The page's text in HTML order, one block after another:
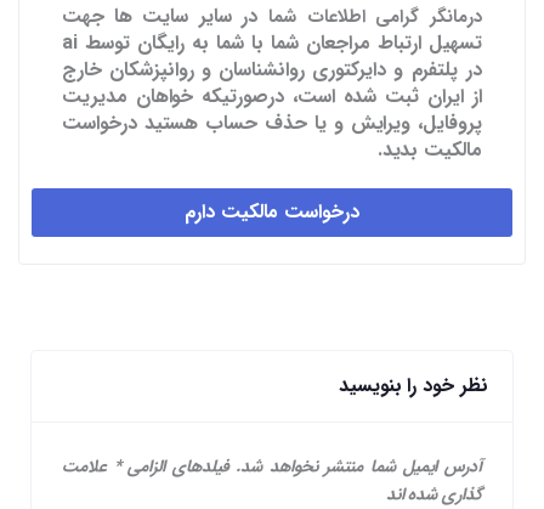
درمانگر گرامی اطلاعات شما در سایر سایت ها جهت
تسهیل ارتباط مراجعان شما با شما به رایگان توسط ai
در پلتفرم و دایرکتوری روانشناسان و روانپزشکان خارج
از ایران ثبت شده است، درصورتیکه خواهان مدیریت
پروفایل، ویرایش و یا حذف حساب هستید درخواست
مالکیت بدید.
درخواست مالکیت دارم
نظر خود را بنویسید
آدرس ایمیل شما منتشر نخواهد شد. فیلدهای الزامی* علامت
گذاری شده اند